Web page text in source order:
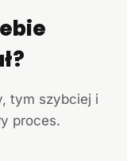
tym szybciej i
proces.